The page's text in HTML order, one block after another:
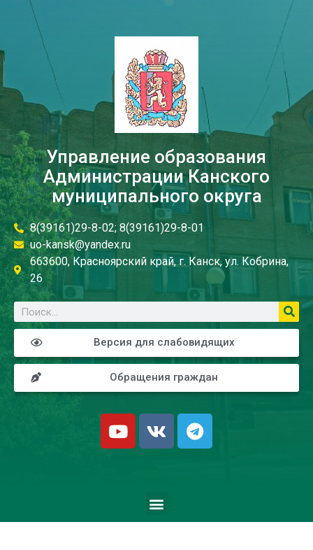
Управление образования
Администрации Канского
муниципального округа
8(39161)29-8-02; 8(39161)29-8-01
uo-kansk@yandex.ru
663600, Красноярский край, г. Канск, ул. Кобрина,
26
Версия для слабовидящих
Обращения граждан